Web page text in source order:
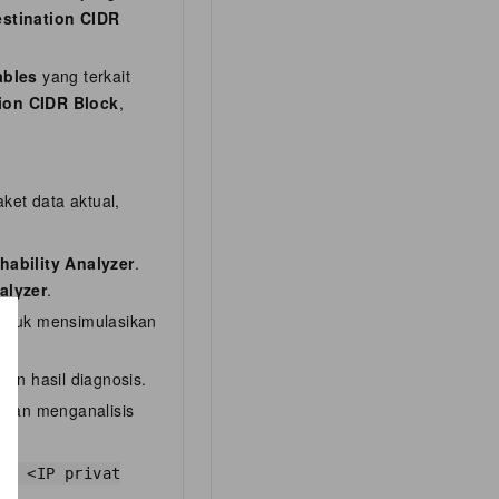
CIDR
yang terkait
CIDR Block,
data aktual,
Analyzer.
.
mensimulasikan
hasil diagnosis.
menganalisis
<IP privat